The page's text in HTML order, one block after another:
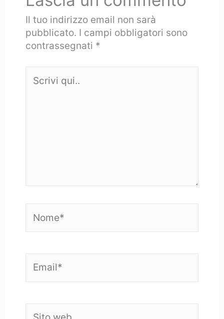
Il tuo indirizzo email non sarà
pubblicato. I campi obbligatori sono
contrassegnati *
qui..